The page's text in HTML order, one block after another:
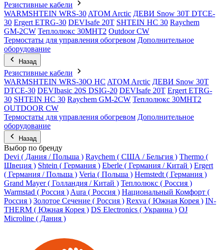
Резистивные кабели
WARMSHTEIN WRS-30 ATOM Arctic ДЕВИ Snow 30T DTCE-
30 Ergert ETRG-30 DEVIsafe 20T SHTEIN HC 30 Raychem
GM-2CW Теплолюкс 30МНТ2 Outdoor CW
Термостаты для управления обогревом Дополнительное
оборудование
Назад
Резистивные кабели
WARMSHTEIN WRS-30O HC ATOM Arctic ДЕВИ Snow 30T
DTCE-30 DEVIbasic 20S DSIG-20 DEVIsafe 20T Ergert ETRG-
30 SHTEIN HC 30 Raychem GM-2CW Теплолюкс 30МНТ2
OUTDOOR CW
Термостаты для управления обогревом Дополнительное
оборудование
Назад
Выбор по бренду
Devi ( Дания / Польша ) Raychem ( США / Бельгия ) Thermo (
Швеция ) Shtein ( Германия ) Eberle ( Германия / Китай ) Ergert
( Германия / Польша ) Veria ( Польша ) Hemstedt ( Германия )
Grand Mayer ( Голландия / Китай ) Теплолюкс ( Россия )
Warmstad ( Россия ) Aura ( Россия ) Национальный Комфорт (
Россия ) Золотое Сечение ( Россия ) Rexva ( Южная Корея ) IN-
THERM ( Южная Корея ) DS Electronics ( Украина ) OJ
Microline ( Дания )